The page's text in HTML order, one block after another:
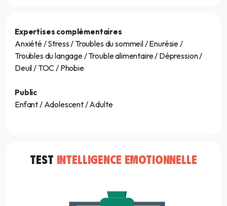
Expertises complémentaires
Anxiété / Stress / Troubles du sommeil / Enurésie /
Troubles du langage / Trouble alimentaire / Dépression /
Deuil / TOC / Phobie
Public
Enfant / Adolescent / Adulte
TEST INTELLIGENCE EMOTIONNELLE